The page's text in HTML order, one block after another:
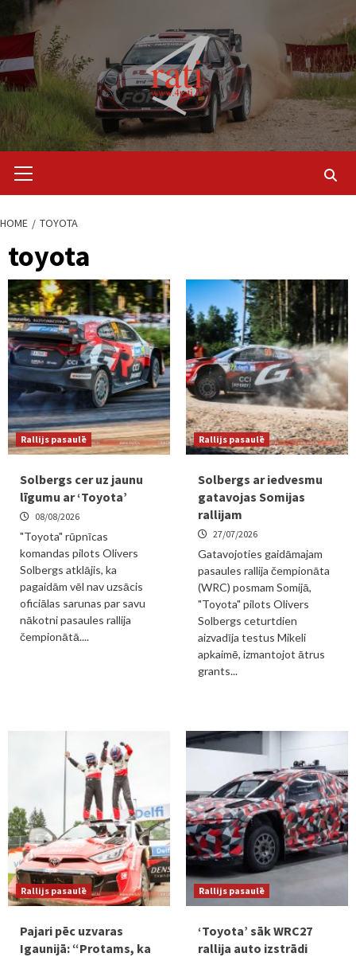
content
Menu
HOME TOYOTA
toyota
Rallijs pasaulē
Solbergs cer uz jaunu
līgumu ar ‘Toyota’
08/08/2026
"Toyota" rūpnīcas
komandas pilots Olivers
Solbergs atklājis, ka
pagaidām vēl nav uzsācis
oficiālas sarunas par savu
nākotni pasaules rallija
čempionātā....
Rallijs pasaulē
Solbergs ar iedvesmu
gatavojas Somijas
rallijam
27/07/2026
Gatavojoties gaidāmajam
pasaules rallija čempionāta
(WRC) posmam Somijā,
"Toyota" pilots Olivers
Solbergs ceturtdien
aizvadīja testus Mikeli
apkaimē, izmantojot ātrus
grants...
Rallijs pasaulē
Pajari pēc uzvaras
Igaunijā: “Protams, ka
Rallijs pasaulē
‘Toyota’ sāk WRC27
rallija auto izstrādi